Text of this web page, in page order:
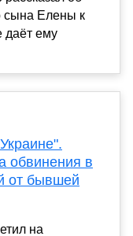
сына Елены к
даёт ему
обвинения в
от бывшей
на